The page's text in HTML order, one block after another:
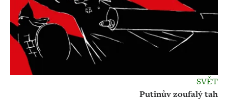
SVĚT
Putinův zoufalý tah